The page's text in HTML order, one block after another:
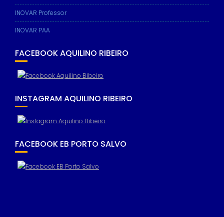
INOVAR Professor
INOVAR PAA
FACEBOOK AQUILINO RIBEIRO
INSTAGRAM AQUILINO RIBEIRO
FACEBOOK EB PORTO SALVO